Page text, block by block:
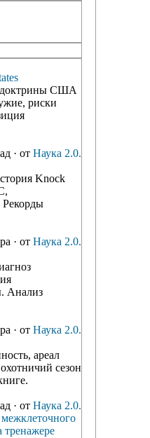
доктрины США
риски
· от Наука 2.0.
Knock
Рекорды
· от Наука 2.0.
Анализ
· от Наука 2.0.
ареал
сезон
· от Наука 2.0.
тренажере